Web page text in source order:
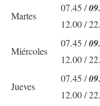
Martes
07.45 /
12.00 /
Miércoles
07.45 /
12.00 /
Jueves
07.45 /
12.00 /